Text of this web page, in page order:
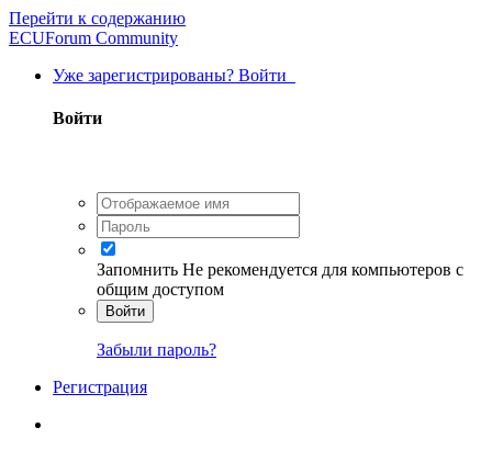
Перейти к содержанию
ECUForum Community
Уже зарегистрированы? Войти
Войти
Запомнить Не рекомендуется для компьютеров с
общим доступом
Войти
Забыли пароль?
Регистрация